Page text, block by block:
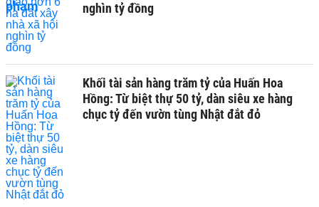
nghìn tỷ đồng
Khối tài sản hàng trăm tỷ của Huấn Hoa
Hồng: Từ biệt thự 50 tỷ, dàn siêu xe hàng
chục tỷ đến vườn tùng Nhật đắt đỏ